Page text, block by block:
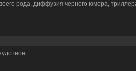
рода, диффузия черного юмора,